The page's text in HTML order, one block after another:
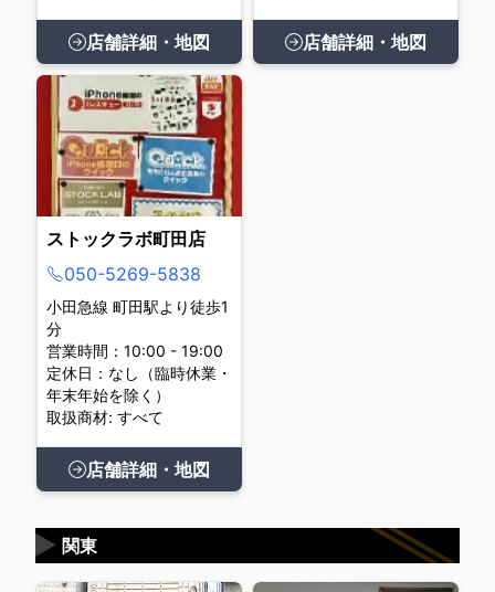
店舗詳細・地図 店舗詳細・地図
ストックラボ町田店
050-5269-5838
小田急線 町田駅より徒歩1
分
営業時間：10:00 - 19:00
定休日：なし（臨時休業・
年末年始を除く）
取扱商材: すべて
店舗詳細・地図
関東
▶